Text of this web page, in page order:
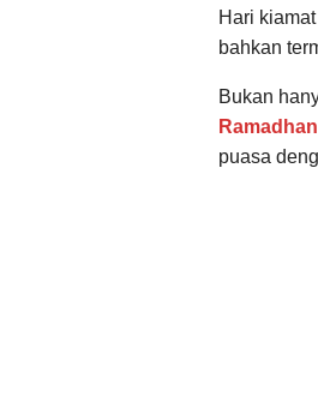
Hari
bahkan
Bukan
puasa